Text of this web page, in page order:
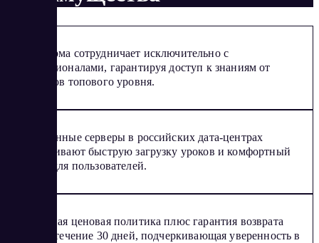
Платформа сотрудничает исключительно с
профессионалами, гарантируя доступ к знаниям от
экспертов топового уровня.
Собственные серверы в российских дата-центрах
обеспечивают быструю загрузку уроков и комфортный
доступ для пользователей.
Доступная ценовая политика плюс гарантия возврата
денег в течение 30 дней, подчеркивающая уверенность в